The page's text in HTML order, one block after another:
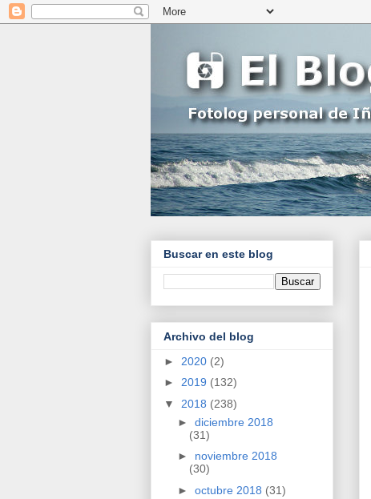
Buscar en este blog
Archivo del blog
► 2020 (2)
► 2019 (132)
▼ 2018 (238)
► diciembre 2018
(31)
► noviembre 2018
(30)
► octubre 2018 (31)